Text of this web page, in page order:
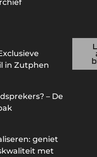
in Zutphen
– De
geniet
met